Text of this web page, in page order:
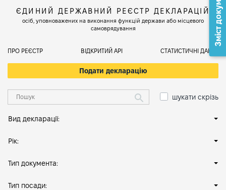
ЄДИНИЙ ДЕРЖАВНИЙ РЕЄСТР ДЕКЛАРАЦІЙ
осіб, уповноважених на виконання функцій держави або місцевого
самоврядування
ПРО РЕЄСТР ВІДКРИТИЙ АРІ СТАТИСТИЧНІ ДАНІ
Подати декларацію
шукати скрізь
Вид декларації:
Рік:
Тип документа:
Тип посади:
Зміст документа